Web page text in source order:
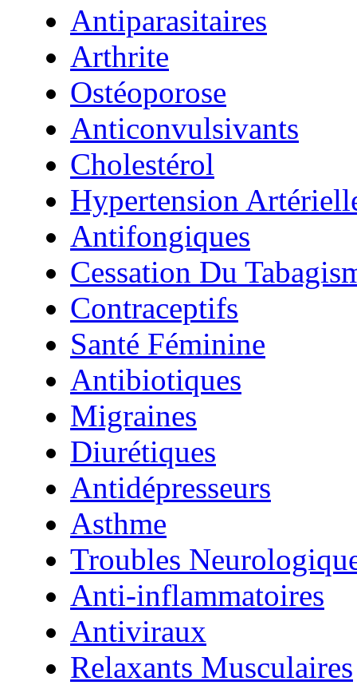
Antiparasitaires
Arthrite
Ostéoporose
Anticonvulsivants
Cholestérol
Hypertension
Antifongiques
Cessation Du
Contraceptifs
Santé Féminine
Antibiotiques
Migraines
Diurétiques
Antidépresseurs
Asthme
Troubles
Anti-inflammatoires
Antiviraux
Relaxants Musculaires